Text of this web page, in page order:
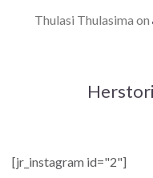
Thulasi Thulasima on
[jr_instagram id="2"]